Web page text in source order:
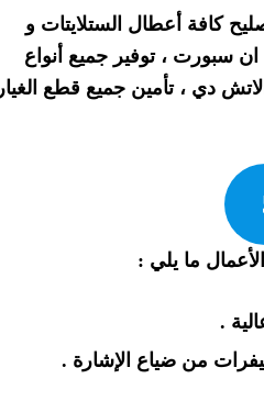
كافة أعطال الستلايتات و
سبورت ، توفير جميع أنواع
دي ، تأمين جميع قطع الغيار
ما يلي :
.
من ضياع الإشارة .